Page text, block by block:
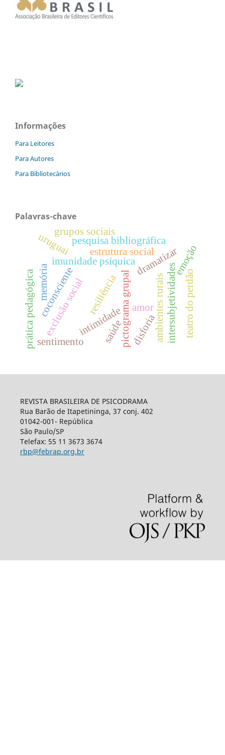
Informações
Para Leitores
Para Autores
Para Bibliotecários
Palavras-chave
exclusão social
imunidade psíquica
pictograma grupal
dramatizar
estrutura social
pesquisa bibliográfica
amor
intimidade
resiliência
saúde intersubjetividades
coconsciente
grupos sociais
ambientes rurais
uruguai
memória
emoção
disforia
sentimento
teatro do perdão
prática pedagógica
REVISTA BRASILEIRA DE PSICODRAMA
Rua Barão de Itapetininga, 37 conj. 402
01042-001- República
São Paulo/SP
Telefax: 55 11 3673 3674
rbp@febrap.org.br